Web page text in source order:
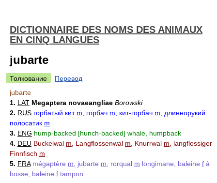
DICTIONNAIRE DES NOMS DES ANIMAUX
EN CINQ LANGUES
jubarte
Толкование
Перевод
jubarte
1. LAT Megaptera novaeangliae Borowski
2. RUS горбатый кит m , горбач m , кит-горбач m , длиннорукий
полосатик m
3. ENG hump-backed [hunch-backed] whale, humpback
4. DEU Buckelwal m , Langflossenwal m , Knurrwal m , langflossiger
Finnfisch m
5. FRA mégaptère m , jubarte m , rorqual m longimane, baleine f à
bosse, baleine f tampon